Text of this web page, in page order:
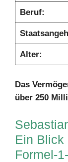
Beruf:
Alter:
Das
über 250
Ein Blick
Formel-